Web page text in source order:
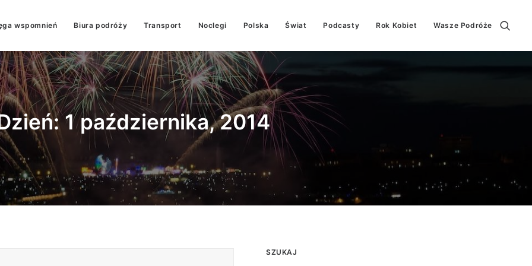
wspomnień Biura podróży Transport Noclegi Polska Świat Podcasty Rok Kobiet Wasze Podróże
1 października, 2014
SZUKAJ